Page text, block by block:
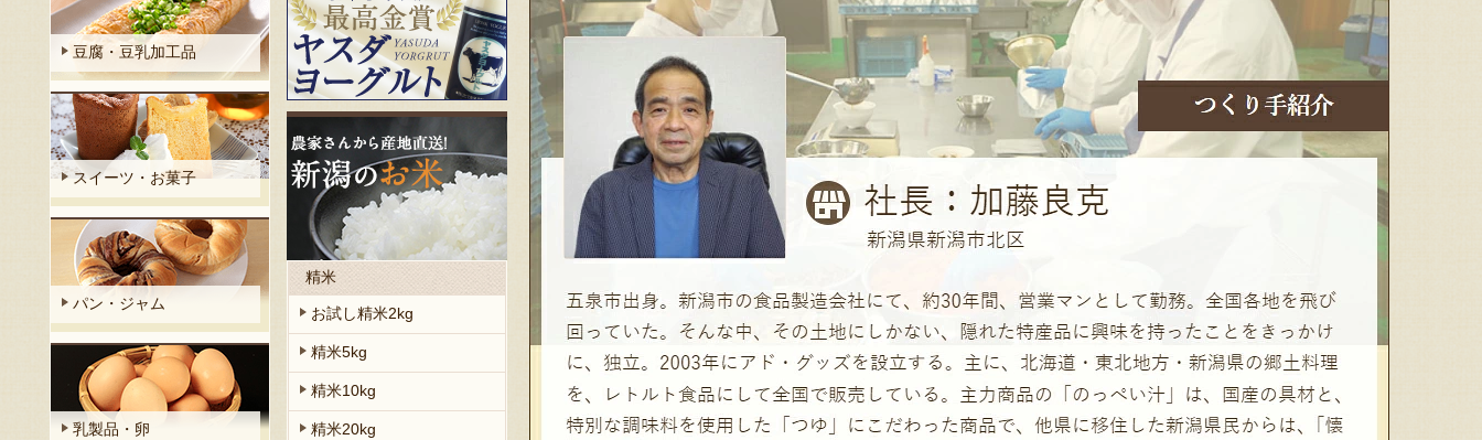
豆腐・豆乳加工品
スイーツ・お菓子
パン・ジャム
乳製品・卵
精米
お試し精米2kg
精米5kg
精米10kg
精米20kg